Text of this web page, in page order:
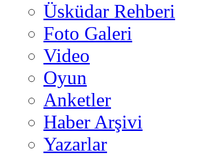
Üsküdar Rehberi
Foto Galeri
Video
Oyun
Anketler
Haber Arşivi
Yazarlar